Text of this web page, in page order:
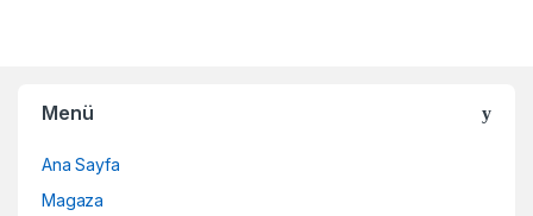
Menü
Ana Sayfa
Magaza